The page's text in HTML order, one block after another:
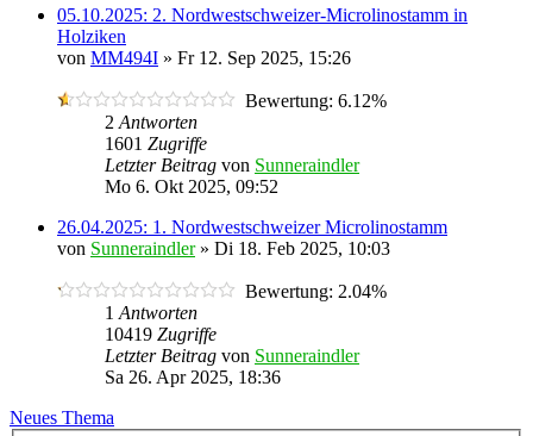
05.10.2025: 2. Nordwestschweizer-Microlinostamm in
Holziken
von MM494I » Fr 12. Sep 2025, 15:26
Bewertung: 6.12%
2 Antworten
1601 Zugriffe
Letzter Beitrag von Sunneraindler
Mo 6. Okt 2025, 09:52
26.04.2025: 1. Nordwestschweizer Microlinostamm
von Sunneraindler» Di 18. Feb 2025, 10:03
Bewertung: 2.04%
1 Antworten
10419 Zugriffe
Letzter Beitrag von Sunneraindler
Sa 26. Apr 2025, 18:36
Neues Thema